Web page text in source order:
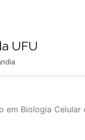
UFU
em Biologia